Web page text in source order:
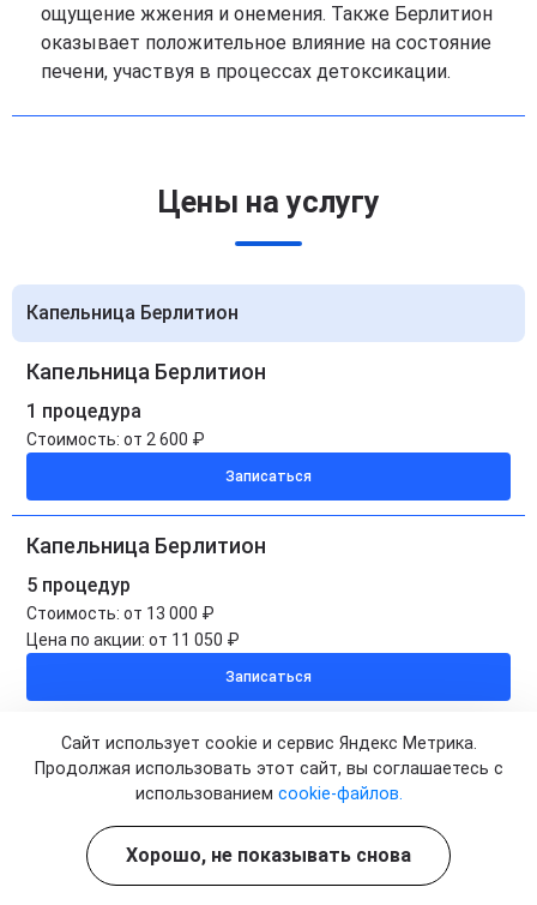
ощущение жжения и онемения. Также Берлитион
оказывает положительное влияние на состояние
печени, участвуя в процессах детоксикации.
Цены на услугу
Капельница Берлитион
Капельница Берлитион
1 процедура
Стоимость: от 2 600 ₽
Записаться
Капельница Берлитион
5 процедур
Стоимость: от 13 000 ₽
Цена по акции: от 11 050 ₽
Записаться
Капельница Берлитион на дому
1 процедура
Записаться
Сайт использует cookie и сервис Яндекс Метрика.
Продолжая использовать этот сайт, вы соглашаетесь с
использованием cookie-файлов.
Хорошо, не показывать снова